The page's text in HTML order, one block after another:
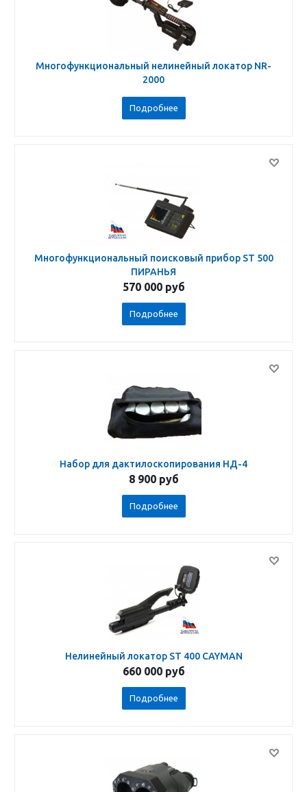
Многофункциональный нелинейный локатор NR-
2000
Подробнее
Многофункциональный поисковый прибор ST 500
ПИРАНЬЯ
570 000руб
Подробнее
Набор для дактилоскопирования НД-4
8 900руб
Подробнее
Нелинейный локатор ST 400 CAYMAN
660 000руб
Подробнее